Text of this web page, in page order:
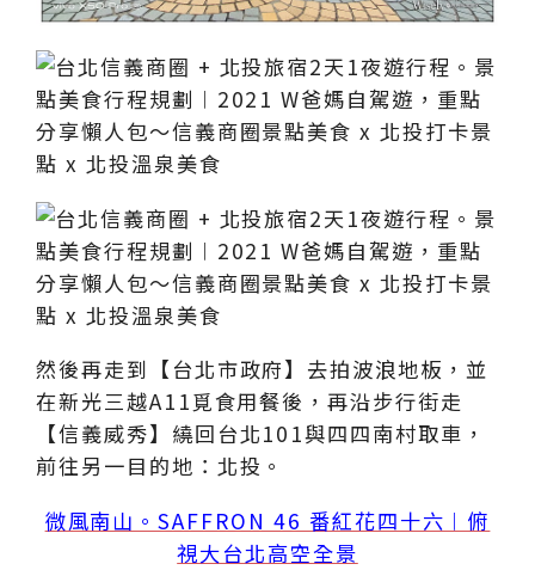
然後再走到【台北市政府】去拍波浪地板，並
在新光三越A11覓食用餐後，再沿步行街走
【信義威秀】繞回台北101與四四南村取車，
前往另一目的地：北投。
微風南山。SAFFRON 46 番紅花四十六︱俯
視大台北高空全景